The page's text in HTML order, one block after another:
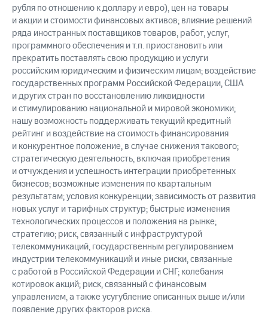
рубля по отношению к доллару и евро), цен на товары
и акции и стоимости финансовых активов; влияние решений
ряда иностранных поставщиков товаров, работ, услуг,
программного обеспечения и т.п. приостановить или
прекратить поставлять свою продукцию и услуги
российским юридическим и физическим лицам; воздействие
государственных программ Российской Федерации, США
и других стран по восстановлению ликвидности
и стимулированию национальной и мировой экономики;
нашу возможность поддерживать текущий кредитный
рейтинг и воздействие на стоимость финансирования
и конкурентное положение, в случае снижения такового;
стратегическую деятельность, включая приобретения
и отчуждения и успешность интеграции приобретенных
бизнесов; возможные изменения по квартальным
результатам; условия конкуренции; зависимость от развития
новых услуг и тарифных структур; быстрые изменения
технологических процессов и положения на рынке;
стратегию; риск, связанный с инфраструктурой
телекоммуникаций, государственным регулированием
индустрии телекоммуникаций и иные риски, связанные
с работой в Российской Федерации и СНГ; колебания
котировок акций; риск, связанный с финансовым
управлением, а также усугубление описанных выше и/или
появление других факторов риска.